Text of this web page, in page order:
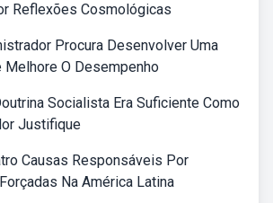
Reflexões Cosmológicas
Procura Desenvolver Uma
Melhore O Desempenho
Socialista Era Suficiente Como
Justifique
Causas Responsáveis Por
Na América Latina